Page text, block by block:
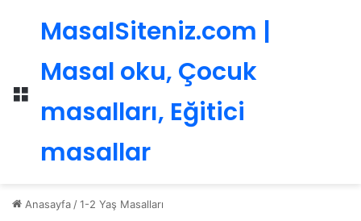
Menü
MasalSiteniz.com |
Masal oku, Çocuk
masalları, Eğitici
masallar
Anasayfa /1-2 Yaş Masalları